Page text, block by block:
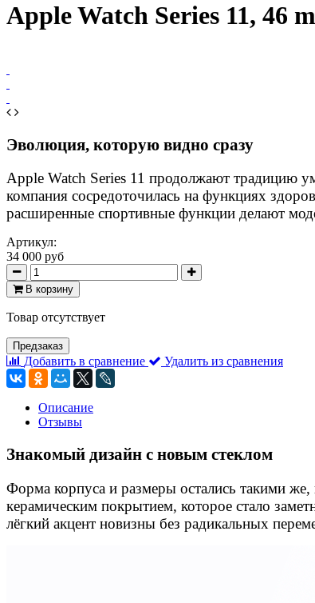
Apple Watch Series 11, 46
Эволюция, которую видно сразу
Apple Watch Series 11 продолжают традицию
компания сосредоточилась на функциях
расширенные спортивные функции делают
Артикул:
34 000 руб
В корзину
Товар отсутствует
Предзаказ
Добавить в сравнение Удалить из сравнения
Описание
Отзывы
Знакомый дизайн с новым стеклом
Форма корпуса и размеры остались такими же,
керамическим покрытием, которое стало
лёгкий акцент новизны без радикальных